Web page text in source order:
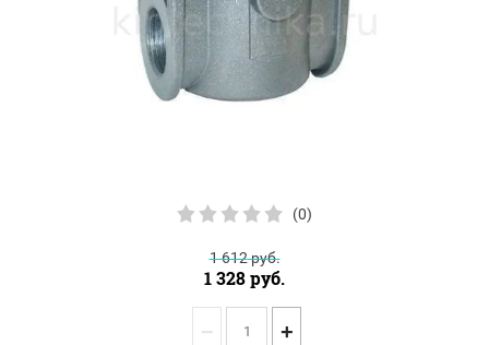
(0)
1 612руб.
1 328руб.
− +